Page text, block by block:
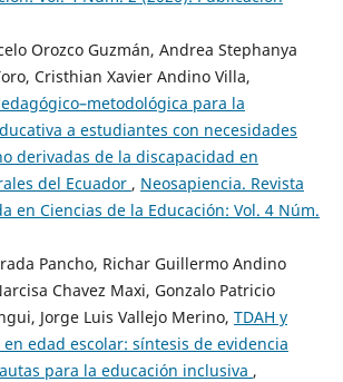
Orozco Guzmán, Andrea Stephanya
Cristhian Xavier Andino Villa,
para la
a estudiantes con necesidades
derivadas de la discapacidad en
del Ecuador , Neosapiencia. Revista
en Ciencias de la Educación: Vol. 4 Núm.
Pancho, Richar Guillermo Andino
Chavez Maxi, Gonzalo Patricio
Jorge Luis Vallejo Merino, TDAH y
edad escolar: síntesis de evidencia
para la educación inclusiva ,